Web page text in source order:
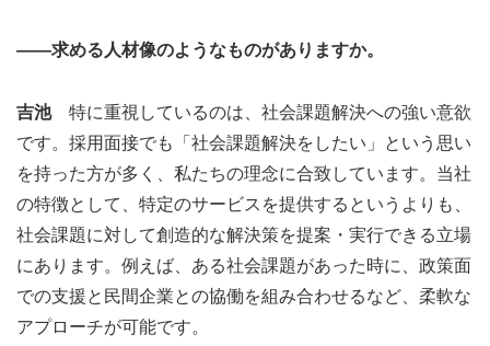
――求める人材像のようなものがありますか。
吉池特に重視しているのは、社会課題解決への強い意欲
です。採用面接でも「社会課題解決をしたい」という思い
を持った方が多く、私たちの理念に合致しています。当社
の特徴として、特定のサービスを提供するというよりも、
社会課題に対して創造的な解決策を提案・実行できる立場
にあります。例えば、ある社会課題があった時に、政策面
での支援と民間企業との協働を組み合わせるなど、柔軟な
アプローチが可能です。